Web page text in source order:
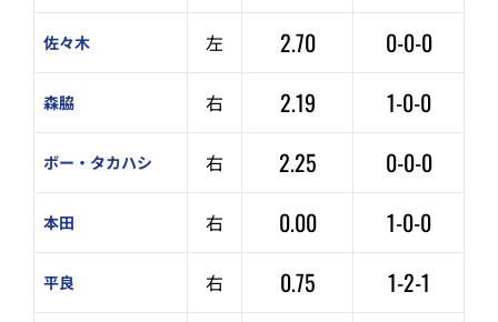
佐々木 左 2.70 0-0-0
森脇 右 2.19 1-0-0
ボー・タカハシ 右 2.25 0-0-0
本田 右 0.00 1-0-0
平良 右 0.75 1-2-1